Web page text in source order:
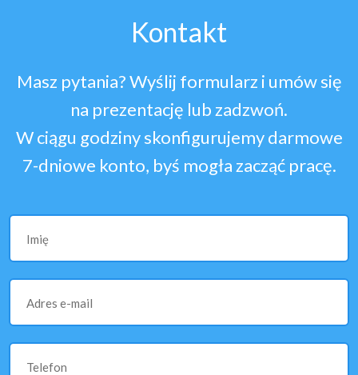
Kontakt
Masz pytania? Wyślij formularz i umów się
na prezentację lub zadzwoń.
W ciągu godziny skonfigurujemy darmowe
7-dniowe konto, byś mogła zacząć pracę.
Imię
Adres e-mail
Telefon